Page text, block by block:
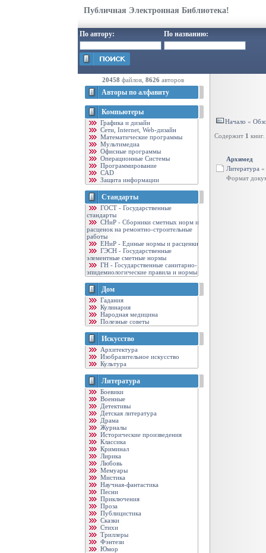
Публичная Электронная Библиотека!
По автору: По названию:
20458 файлов, 8626 авторов
Авторы по алфавиту
Компьютеры
Графика и дизайн
Cети, Internet, Web-дизайн
Математические программы
Мультимедиа
Офисные программы
Операционные Системы
Программирование
CAD
Защита информации
Стандарты
ГОСТ - Государственные
стандарты
CНиР - Сборники сметных норм и
расценок на ремонтно-строительные
работы
ЕНиР - Единые нормы и расценки
ГЭСН - Государственные
элементные сметные нормы
ГН - Государственные санитарно-
эпидемиологические правила и нормы
Дом
Гадания
Кулинария
Народная медицина
Полезные советы
Искусство
Архитектура
Изобразительное искусство
Культура
Литература
Боевики
Военные
Детективы
Детская литература
Драма
Журналы
Исторические произведения
Классика
Криминал
Лирика
Любовь
Мемуары
Мистика
Научная-фантастика
Песни
Приключения
Проза
Публицистика
Сказки
Стихи
Триллеры
Фэнтези
Юмор
Начало «
Содержит 1 книг.
Архимед
Литература «
Формат